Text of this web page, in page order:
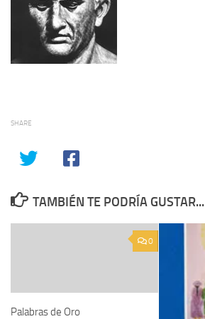
SHARE
TAMBIÉN TE PODRÍA GUSTAR...
0
Palabras de Oro